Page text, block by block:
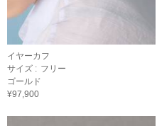
イヤーカフ
サイズ : フリー
ゴールド
¥97,900